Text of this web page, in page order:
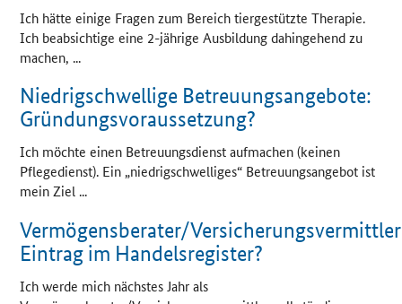
Ich hätte einige Fragen zum Bereich tiergestützte Therapie.
Ich beabsichtige eine 2-jährige Ausbildung dahingehend zu
machen, ...
Niedrigschwellige Betreuungsangebote:
Gründungsvoraussetzung?
Ich möchte einen Betreuungsdienst aufmachen (keinen
Pflegedienst). Ein „niedrigschwelliges“ Betreuungsangebot ist
mein Ziel ...
Vermögensberater/
Eintrag im Handelsregister?
Ich werde mich nächstes Jahr als